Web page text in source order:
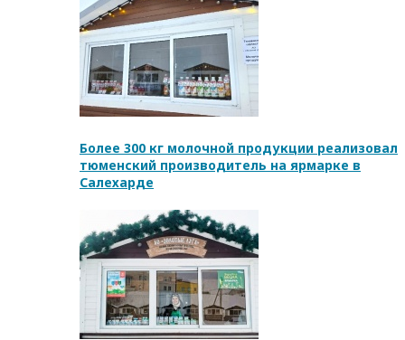
Более 300 кг молочной продукции реализовал
тюменский производитель на ярмарке в
Салехарде